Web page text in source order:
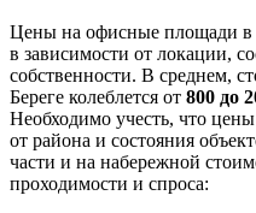
Цены на офисные площади в
в зависимости от локации,
собственности. В среднем,
Береге колеблется от 800 до
Необходимо учесть, что
от района и состояния
части и на набережной
проходимости и спроса: